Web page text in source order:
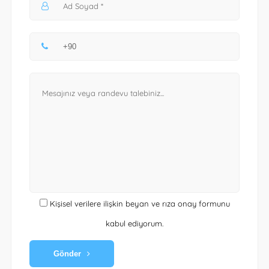
Kişisel verilere ilişkin beyan ve rıza onay formunu
kabul ediyorum.
Gönder